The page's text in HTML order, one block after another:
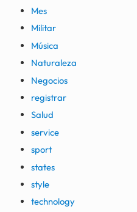
Mes
Militar
Música
Naturaleza
Negocios
registrar
Salud
service
sport
states
style
technology